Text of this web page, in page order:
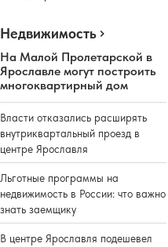
Недвижимость
На Малой Пролетарской в
Ярославле могут построить
многоквартирный дом
Власти отказались расширять
внутриквартальный проезд в
центре Ярославля
Льготные программы на
недвижимость в России: что важно
знать заемщику
В центре Ярославля подешевел